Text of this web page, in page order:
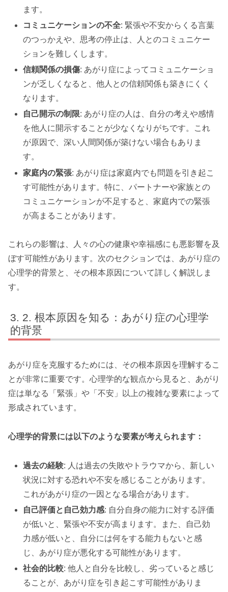
ます。
コミュニケーションの不全: 緊張や不安からくる言葉
のつっかえや、思考の停止は、人とのコミュニケー
ションを難しくします。
信頼関係の損傷: あがり症によってコミュニケーショ
ンが乏しくなると、他人との信頼関係も築きにくく
なります。
自己開示の制限: あがり症の人は、自分の考えや感情
を他人に開示することが少なくなりがちです。これ
が原因で、深い人間関係が築けない場合もありま
す。
家庭内の緊張: あがり症は家庭内でも問題を引き起こ
す可能性があります。特に、パートナーや家族との
コミュニケーションが不足すると、家庭内での緊張
が高まることがあります。
これらの影響は、人々の心の健康や幸福感にも悪影響を及
ぼす可能性があります。次のセクションでは、あがり症の
心理学的背景と、その根本原因について詳しく解説しま
す。
2. 根本原因を知る：あがり症の心理学
的背景
あがり症を克服するためには、その根本原因を理解するこ
とが非常に重要です。心理学的な観点から見ると、あがり
症は単なる「緊張」や「不安」以上の複雑な要素によって
形成されています。
心理学的背景には以下のような要素が考えられます：
過去の経験: 人は過去の失敗やトラウマから、新しい
状況に対する恐れや不安を感じることがあります。
これがあがり症の一因となる場合があります。
自己評価と自己効力感: 自分自身の能力に対する評価
が低いと、緊張や不安が高まります。また、自己効
力感が低いと、自分には何をする能力もないと感
じ、あがり症が悪化する可能性があります。
社会的比較: 他人と自分を比較し、劣っていると感じ
ることが、あがり症を引き起こす可能性がありま